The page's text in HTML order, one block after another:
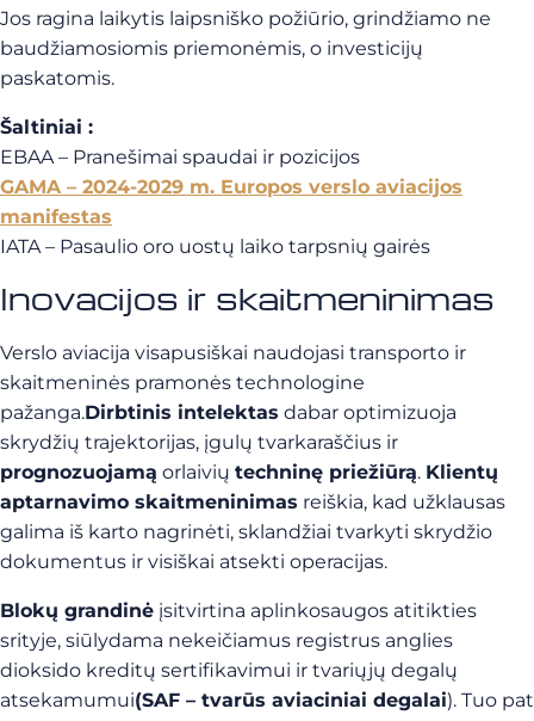
Jos ragina laikytis laipsniško požiūrio, grindžiamo ne
baudžiamosiomis priemonėmis, o investicijų
paskatomis.
Šaltiniai :
EBAA – Pranešimai spaudai ir pozicijos
GAMA – 2024-2029 m. Europos verslo aviacijos
manifestas
IATA – Pasaulio oro uostų laiko tarpsnių gairės
Inovacijos ir skaitmeninimas
Verslo aviacija visapusiškai naudojasi transporto ir
skaitmeninės pramonės technologine
pažanga.Dirbtinis intelektas dabar optimizuoja
skrydžių trajektorijas, įgulų tvarkaraščius ir
prognozuojamą orlaivių techninę priežiūrą. Klientų
aptarnavimo skaitmeninimas reiškia, kad užklausas
galima iš karto nagrinėti, sklandžiai tvarkyti skrydžio
dokumentus ir visiškai atsekti operacijas.
Blokų grandinė įsitvirtina aplinkosaugos atitikties
srityje, siūlydama nekeičiamus registrus anglies
dioksido kreditų sertifikavimui ir tvariųjų degalų
atsekamumui(SAF – tvarūs aviaciniai degalai). Tuo pat